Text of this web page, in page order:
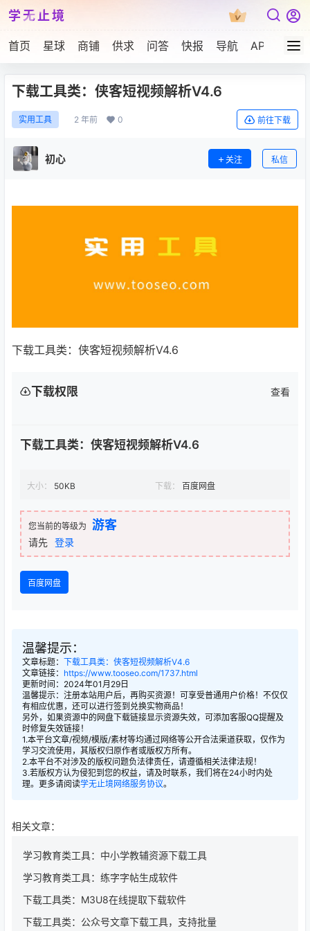
学无止境
首页 星球 商铺 供求 问答 快报 导航 APP下载
下载工具类：侠客短视频解析V4.6
实用工具 2 年前 0 前往下载
初心 关注 私信
下载工具类：侠客短视频解析V4.6
下载权限 查看
下载工具类：侠客短视频解析V4.6
大小： 50KB 下载： 百度网盘
您当前的等级为 游客
请先 登录
百度网盘
温馨提示：
文章标题： 下载工具类：侠客短视频解析V4.6
文章链接： https://www.tooseo.com/1737.html
更新时间：2024年01月29日
温馨提示：注册本站用户后，再购买资源！可享受普通用户价格！不仅仅
有相应优惠，还可以进行签到兑换实物商品！
另外，如果资源中的网盘下载链接显示资源失效，可添加客服QQ提醒及
时修复失效链接！
1.本平台文章/视频/模版/素材等均通过网络等公开合法渠道获取，仅作为
学习交流使用，其版权归原作者或版权方所有。
2.本平台不对涉及的版权问题负法律责任，请遵循相关法律法规！
3.若版权方认为侵犯到您的权益，请及时联系，我们将在24小时内处
理。更多请阅读学无止境网络服务协议。
相关文章：
学习教育类工具：中小学教辅资源下载工具
学习教育类工具：练字字帖生成软件
下载工具类：M3U8在线提取下载软件
下载工具类：公众号文章下载工具，支持批量